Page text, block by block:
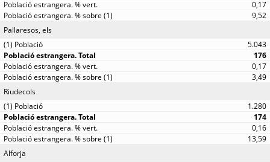
0,17
9,52
Pallaresos, els
5.043
176
0,17
3,49
Riudecols
1.280
174
0,16
13,59
Alforja